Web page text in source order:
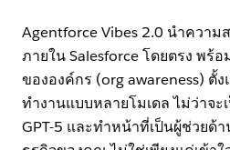
Agentforce Vibes 2.0 นำความ
ภายใน Salesforce โดยตรง พร้
ขององค์กร (org awareness) ตั้
ทำงานแบบหลายโมเดล ไม่ว่าจะ
GPT-5 และทำหน้าที่เป็นผู้ช่วยด้